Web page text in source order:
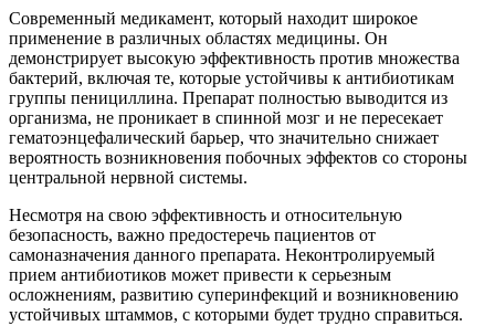
Современный медикамент, который находит широкое
применение в различных областях медицины. Он
демонстрирует высокую эффективность против множества
бактерий, включая те, которые устойчивы к антибиотикам
группы пенициллина. Препарат полностью выводится из
организма, не проникает в спинной мозг и не пересекает
гематоэнцефалический барьер, что значительно снижает
вероятность возникновения побочных эффектов со стороны
центральной нервной системы.
Несмотря на свою эффективность и относительную
безопасность, важно предостеречь пациентов от
самоназначения данного препарата. Неконтролируемый
прием антибиотиков может привести к серьезным
осложнениям, развитию суперинфекций и возникновению
устойчивых штаммов, с которыми будет трудно справиться.